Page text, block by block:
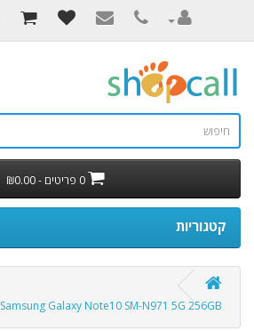
0 פריטים - ₪0.00
קטגוריות
Samsung Galaxy Note10 SM-N971 5G 256GB סמסונג